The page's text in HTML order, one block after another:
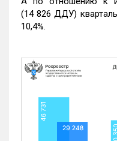
(14 826 ДДУ)
10,4%.